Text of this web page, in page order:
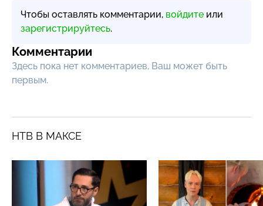
Чтобы оставлять комментарии, войдите или
зарегистрируйтесь.
Комментарии
Здесь пока нет комментариев, Ваш может быть
первым.
НТВ В МАКСЕ